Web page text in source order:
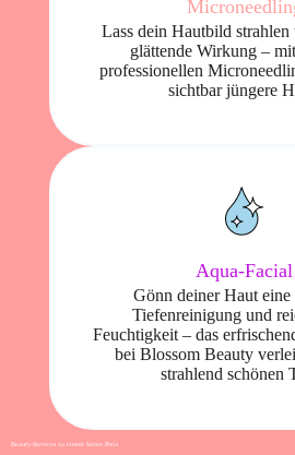
Lass dein Hautbild strahlen
glättende Wirkung –
professionellen
sichtbar jüngere
Aqua-Facial
Gönn deiner Haut eine
Tiefenreinigung und
Feuchtigkeit – das
bei Blossom Beauty
strahlend schönen
Beauty-Services zu einem fairen Preis